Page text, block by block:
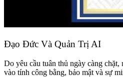
Đạo Đức Và Quản Trị AI
Do yêu cầu tuân thủ ngày càng
vào tính công bằng, bảo mật và sự